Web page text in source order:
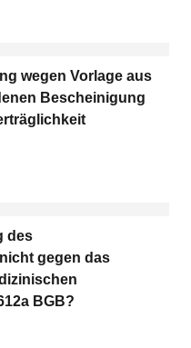
wegen Vorlage aus
Bescheinigung
des
gegen das
BGB?